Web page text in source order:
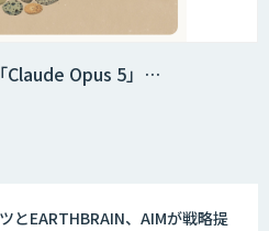
Claude Opus 5」…
とEARTHBRAIN、AIMが戦略提